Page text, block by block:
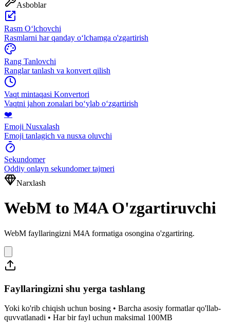
Asboblar
Rasm Oʻlchovchi
Rasmlarni har qanday oʻlchamga o'zgartirish
Rang Tanlovchi
Ranglar tanlash va konvert qilish
Vaqt mintaqasi Konvertori
Vaqtni jahon zonalari boʻylab oʻzgartirish
❤️
Emoji Nusxalash
Emoji tanlagich va nusxa oluvchi
Sekundomer
Oddiy onlayn sekundomer tajmeri
Narxlash
WebM to M4A O'zgartiruvchi
WebM fayllaringizni M4A formatiga osongina o'zgartiring.
Fayllaringizni shu yerga tashlang
Yoki ko'rib chiqish uchun bosing • Barcha asosiy formatlar qo'llab-
quvvatlanadi • Har bir fayl uchun maksimal 100MB